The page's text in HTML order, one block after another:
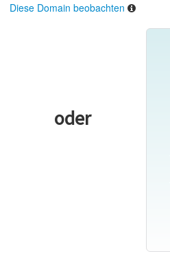
Diese Domain beobachten
oder